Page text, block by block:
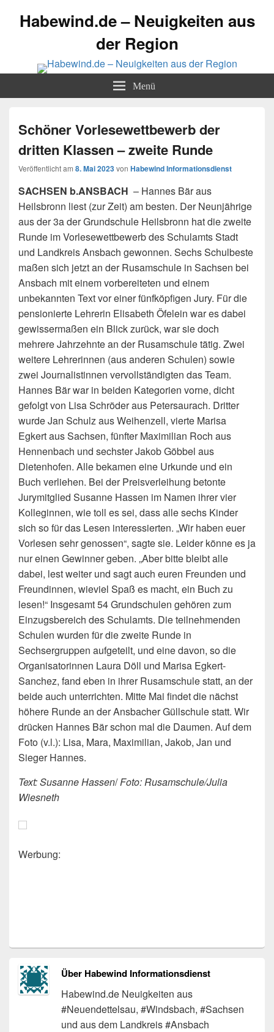
Habewind.de – Neuigkeiten aus
der Region
Menü
Schöner Vorlesewettbewerb der
dritten Klassen – zweite Runde
Veröffentlicht am 8. Mai 2023von Habewind Informationsdienst
SACHSEN b.ANSBACH – Hannes Bär aus
Heilsbronn liest (zur Zeit) am besten. Der Neunjährige
aus der 3a der Grundschule Heilsbronn hat die zweite
Runde im Vorlesewettbewerb des Schulamts Stadt
und Landkreis Ansbach gewonnen. Sechs Schulbeste
maßen sich jetzt an der Rusamschule in Sachsen bei
Ansbach mit einem vorbereiteten und einem
unbekannten Text vor einer fünfköpfigen Jury. Für die
pensionierte Lehrerin Elisabeth Öfelein war es dabei
gewissermaßen ein Blick zurück, war sie doch
mehrere Jahrzehnte an der Rusamschule tätig. Zwei
weitere Lehrerinnen (aus anderen Schulen) sowie
zwei Journalistinnen vervollständigten das Team.
Hannes Bär war in beiden Kategorien vorne, dicht
gefolgt von Lisa Schröder aus Petersaurach. Dritter
wurde Jan Schulz aus Weihenzell, vierte Marisa
Egkert aus Sachsen, fünfter Maximilian Roch aus
Hennenbach und sechster Jakob Göbbel aus
Dietenhofen. Alle bekamen eine Urkunde und ein
Buch verliehen. Bei der Preisverleihung betonte
Jurymitglied Susanne Hassen im Namen ihrer vier
Kolleginnen, wie toll es sei, dass alle sechs Kinder
sich so für das Lesen interessierten. „Wir haben euer
Vorlesen sehr genossen“, sagte sie. Leider könne es ja
nur einen Gewinner geben. „Aber bitte bleibt alle
dabei, lest weiter und sagt auch euren Freunden und
Freundinnen, wieviel Spaß es macht, ein Buch zu
lesen!“ Insgesamt 54 Grundschulen gehören zum
Einzugsbereich des Schulamts. Die teilnehmenden
Schulen wurden für die zweite Runde in
Sechsergruppen aufgeteilt, und eine davon, so die
Organisatorinnen Laura Döll und Marisa Egkert-
Sanchez, fand eben in ihrer Rusamschule statt, an der
beide auch unterrichten. Mitte Mai findet die nächst
höhere Runde an der Ansbacher Güllschule statt. Wir
drücken Hannes Bär schon mal die Daumen. Auf dem
Foto (v.l.): Lisa, Mara, Maximilian, Jakob, Jan und
Sieger Hannes.
Text: Susanne Hassen/Foto: Rusamschule/Julia
Wiesneth
Werbung:
Über Habewind Informationsdienst
Habewind.de Neuigkeiten aus
#Neuendettelsau, #Windsbach, #Sachsen
und aus dem Landkreis #Ansbach